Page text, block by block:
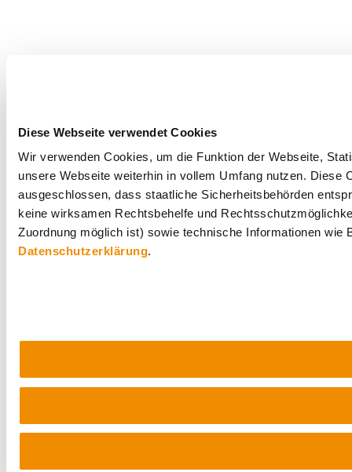
Diese Webseite verwendet Cookies
Wir verwenden Cookies, um die Funktion der Webseite,
unsere Webseite weiterhin in vollem Umfang nutzen.
ausgeschlossen, dass staatliche Sicherheitsbehörden
keine wirksamen Rechtsbehelfe und
Zuordnung möglich ist) sowie technische Informationen
Datenschutzerklärung.